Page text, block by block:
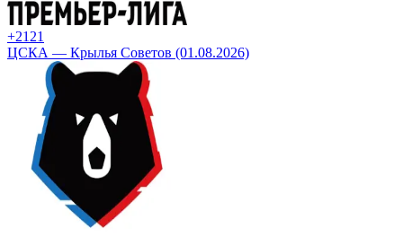
+21 21
ЦСКА — Крылья Советов (01.08.2026)